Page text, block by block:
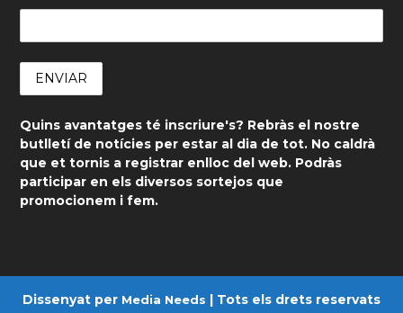
Quins avantatges té inscriure's? Rebràs el nostre
butlletí de notícies per estar al dia de tot. No caldrà
que et tornis a registrar enlloc del web. Podràs
participar en els diversos sortejos que
promocionem i fem.
Dissenyat per Media Needs | Tots els drets reservats